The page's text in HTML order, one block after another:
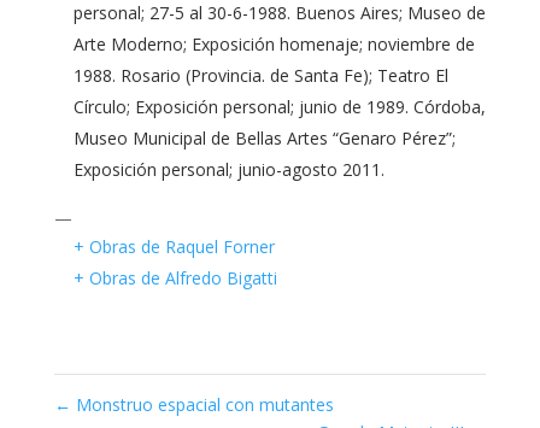
personal; 27-5 al 30-6-1988. Buenos Aires; Museo de
Arte Moderno; Exposición homenaje; noviembre de
1988. Rosario (Provincia. de Santa Fe); Teatro El
Círculo; Exposición personal; junio de 1989. Córdoba,
Museo Municipal de Bellas Artes “Genaro Pérez”;
Exposición personal; junio-agosto 2011.
—
+ Obras de Raquel Forner
+ Obras de Alfredo Bigatti
← Monstruo espacial con mutantes